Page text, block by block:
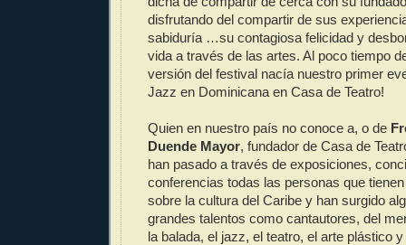
disfrutando del compartir de sus
sabiduría …su contagiosa felicidad y
vida a través de las artes. Al poco tiempo
versión del festival nacía nuestro primer
Jazz en Dominicana en Casa de Teatro!
Quien en nuestro país no conoce a, o de
Duende Mayor, fundador de Casa de
han pasado a través de exposiciones,
conferencias todas las personas que
sobre la cultura del Caribe y han surgido
grandes talentos como cantautores, del
la balada, el jazz, el teatro, el arte plástico